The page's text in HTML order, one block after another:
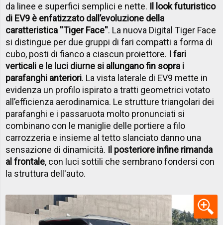
da linee e superfici semplici e nette. Il look futuristico
di EV9 è enfatizzato dall’evoluzione della
caratteristica ''Tiger Face''. La nuova Digital Tiger Face
si distingue per due gruppi di fari compatti a forma di
cubo, posti di fianco a ciascun proiettore. I fari
verticali e le luci diurne si allungano fin sopra i
parafanghi anteriori. La vista laterale di EV9 mette in
evidenza un profilo ispirato a tratti geometrici votato
all’efficienza aerodinamica. Le strutture triangolari dei
parafanghi e i passaruota molto pronunciati si
combinano con le maniglie delle portiere a filo
carrozzeria e insieme al tetto slanciato danno una
sensazione di dinamicità. Il posteriore infine rimanda
al frontale, con luci sottili che sembrano fondersi con
la struttura dell'auto.